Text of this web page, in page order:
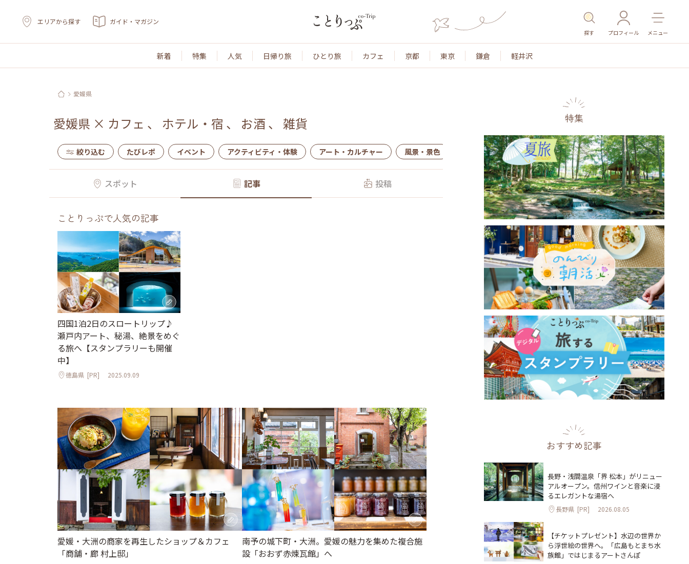
エリアから探す ガイド・マガジン
探す プロフィール メニュー
新着 特集 人気 日帰り旅 ひとり旅 カフェ 京都 東京 鎌倉 軽井沢
愛媛県
愛媛県 × カフェ 、 ホテル・宿 、 お酒 、 雑貨
絞り込む たびレポ イベント アクティビティ・体験 アート・カルチャー 風景・景色 名所・旧跡 温泉・スパ その他施設 ごはん
スポット 記事 投稿
ことりっぷで人気の記事
四国1泊2日のスロートリップ♪
瀬戸内アート、秘湯、絶景をめぐ
る旅へ【スタンプラリーも開催
中】
徳島県 [PR] 2025.09.09
愛媛・大洲の商家を再生したショップ＆カフェ
「商舗・廊 村上邸」
南予の城下町・大洲。愛媛の魅力を集めた複合施
設「おおず赤煉瓦館」へ
特集
おすすめ記事
長野・浅間温泉「界 松本」がリニュー
アルオープン。信州ワインと音楽に浸
るエレガントな湯宿へ
長野県 [PR] 2026.08.05
【チケットプレゼント】水辺の世界か
ら浮世絵の世界へ。「広島もとまち水
族館」ではじまるアートさんぽ